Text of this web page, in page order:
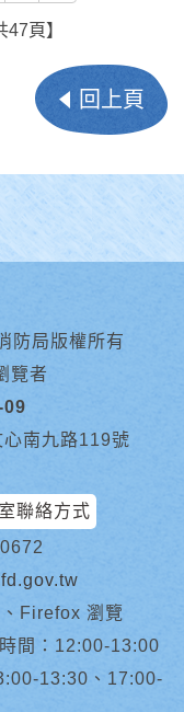
頁】
回上頁
防局版權所有
覽者
09
南九路119號
聯絡方式
Firefox 瀏覽
間：12:00-13:00
13:30、17:00-